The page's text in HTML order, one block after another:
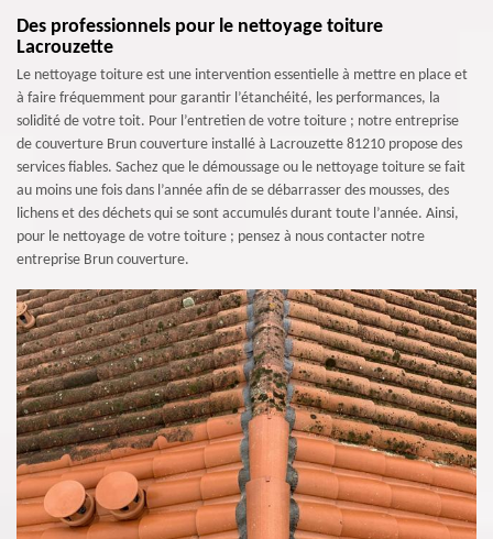
Des professionnels pour le nettoyage toiture
Lacrouzette
Le nettoyage toiture est une intervention essentielle à mettre en place et
à faire fréquemment pour garantir l’étanchéité, les performances, la
solidité de votre toit. Pour l’entretien de votre toiture ; notre entreprise
de couverture Brun couverture installé à Lacrouzette 81210 propose des
services fiables. Sachez que le démoussage ou le nettoyage toiture se fait
au moins une fois dans l’année afin de se débarrasser des mousses, des
lichens et des déchets qui se sont accumulés durant toute l’année. Ainsi,
pour le nettoyage de votre toiture ; pensez à nous contacter notre
entreprise Brun couverture.